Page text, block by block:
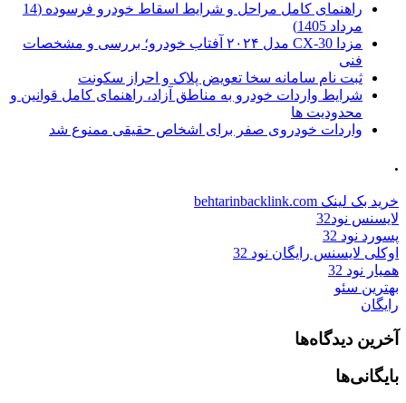
راهنمای کامل مراحل و شرایط اسقاط خودرو فرسوده (14
مرداد 1405)
مزدا CX-30 مدل ۲۰۲۴ آفتاب خودرو؛ بررسی و مشخصات
فنی
ثبت نام سامانه سخا تعویض پلاک و احراز سکونت
شرایط واردات خودرو به مناطق آزاد، راهنمای کامل قوانین و
محدودیت ها
واردات خودروی صفر برای اشخاص حقیقی ممنوع شد
.
خرید بک لینک behtarinbacklink.com
لایسنس نود32
پسورد نود 32
اوکلی لایسنس رایگان نود 32
همیار نود 32
بهترین سئو
رایگان
آخرین دیدگاه‌ها
بایگانی‌ها